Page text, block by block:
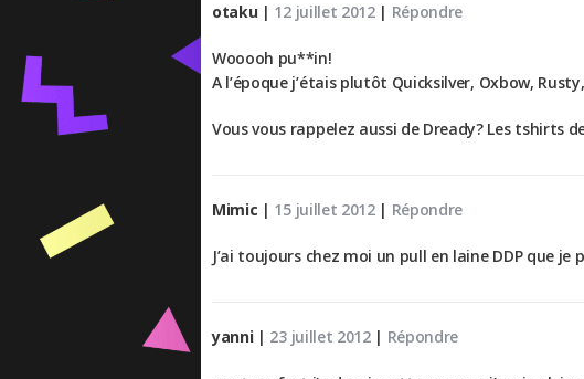
otaku | 12 juillet 2012| Répondre
Wooooh pu**in!
A l’époque j’étais plutôt Quicksilver, Oxbow,
Vous vous rappelez aussi de Dready? Les tshirts
Mimic | 15 juillet 2012| Répondre
J’ai toujours chez moi un pull en laine DDP que
yanni | 23 juillet 2012| Répondre